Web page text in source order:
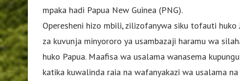
mpaka hadi Papua New Guinea (PNG).
Operesheni hizo mbili, zilizofanywa siku tofauti
za kuvunja minyororo ya usambazaji haramu wa
huko Papua. Maafisa wa usalama wanasema
katika kuwalinda raia na wafanyakazi wa usalama